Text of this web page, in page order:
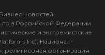
Новостей
в Российской Федерации
и экстремистские
Inc), Национал-
религиозная организация